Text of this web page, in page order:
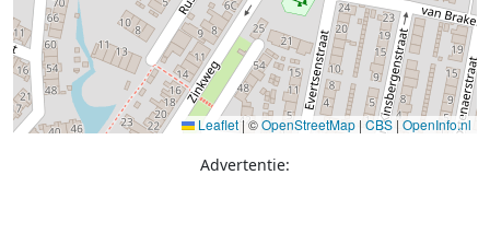
Leaflet | ©OpenStreetMap | CBS | OpenInfo.nl
Advertentie: